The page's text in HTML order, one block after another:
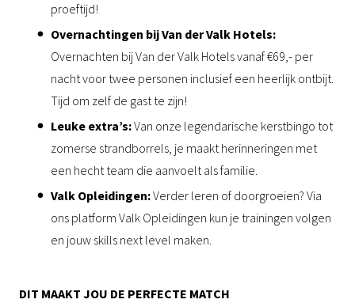
proeftijd!
Overnachtingen bij Van der Valk Hotels:
Overnachten bij Van der Valk Hotels vanaf €69,- per
nacht voor twee personen inclusief een heerlijk ontbijt.
Tijd om zelf de gast te zijn!
Leuke extra’s:Van onze legendarische kerstbingo tot
zomerse strandborrels, je maakt herinneringen met
een hecht team die aanvoelt als familie.
Valk Opleidingen:Verder leren of doorgroeien? Via
ons platform Valk Opleidingen kun je trainingen volgen
en jouw skills next level maken.
DIT MAAKT JOU DE PERFECTE MATCH